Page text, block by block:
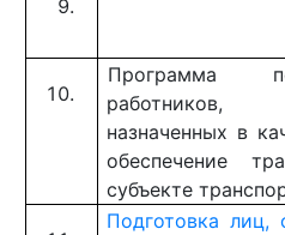
Программа
работников,
назначенных в
обеспечение
субъекте
Подготовка лиц,